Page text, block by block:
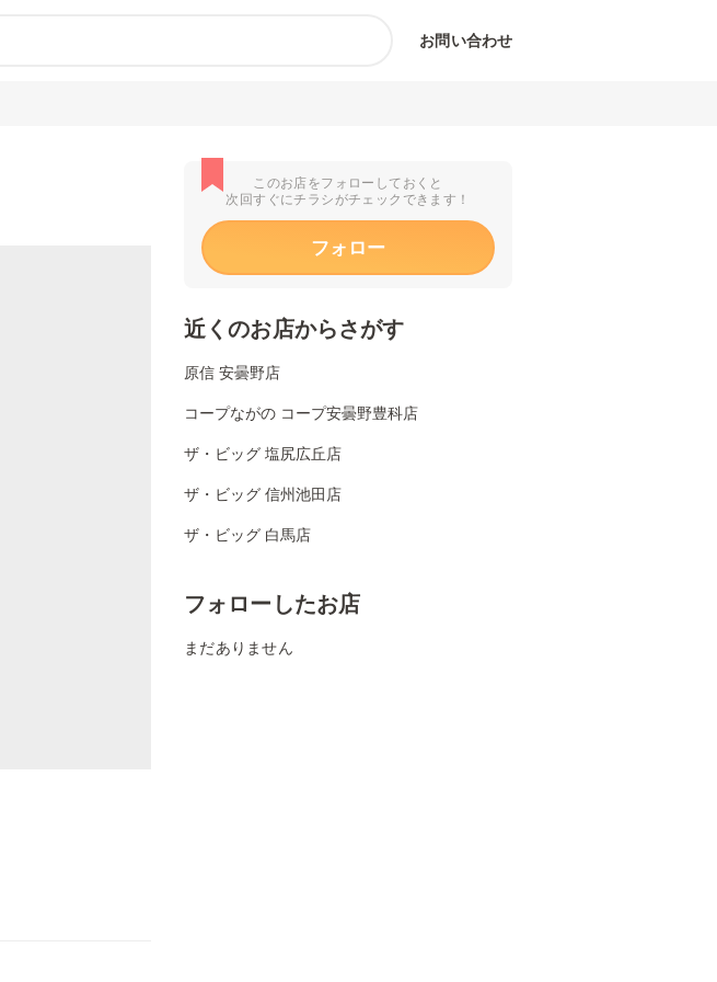
お問い合わせ
このお店をフォローしておくと
次回すぐにチラシがチェックできます！
フォロー
近くのお店からさがす
原信 安曇野店
コープながの コープ安曇野豊科店
ザ・ビッグ 塩尻広丘店
ザ・ビッグ 信州池田店
ザ・ビッグ 白馬店
フォローしたお店
まだありません